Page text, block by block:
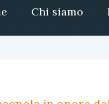
Chi siamo